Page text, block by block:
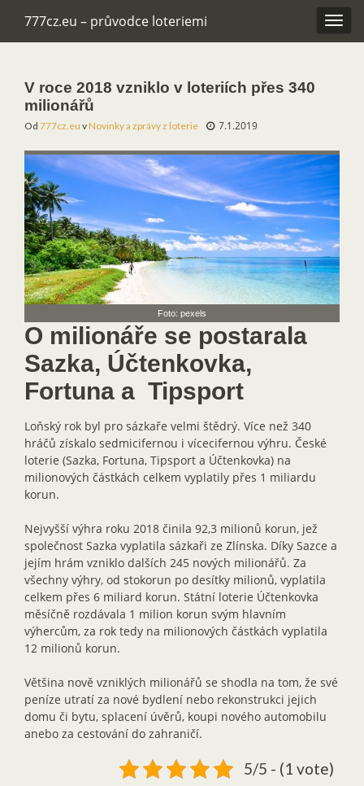
777cz.eu – průvodce loteriemi
V roce 2018 vzniklo v loteriích přes 340
milionářů
Od 777cz.eu vNovinky a zprávy z loterie 7.1.2019
Foto: pexels
O milionáře se postarala
Sazka, Účtenkovka,
Fortuna a Tipsport
Loňský rok byl pro sázkaře velmi štědrý. Více než 340
hráčů získalo sedmicifernou i vícecifernou výhru. České
loterie (Sazka, Fortuna, Tipsport a Účtenkovka) na
milionových částkách celkem vyplatily přes 1 miliardu
korun.
Nejvyšší výhra roku 2018 činila 92,3 milionů korun, jež
společnost Sazka vyplatila sázkaři ze Zlínska. Díky Sazce a
jejím hrám vzniklo dalších 245 nových milionářů. Za
všechny výhry, od stokorun po desítky milionů, vyplatila
celkem přes 6 miliard korun. Státní loterie Účtenkovka
měsíčně rozdávala 1 milion korun svým hlavním
výhercům, za rok tedy na milionových částkách vyplatila
12 milionů korun.
Většina nově vzniklých milionářů se shodla na tom, že své
peníze utratí za nové bydlení nebo rekonstrukci jejich
domu či bytu, splacení úvěrů, koupi nového automobilu
anebo za cestování do zahraničí.
5/5 - (1 vote)